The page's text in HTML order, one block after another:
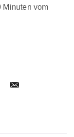
Minuten vom